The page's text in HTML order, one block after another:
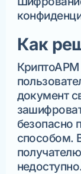
Как
документ
безопасно
способом.